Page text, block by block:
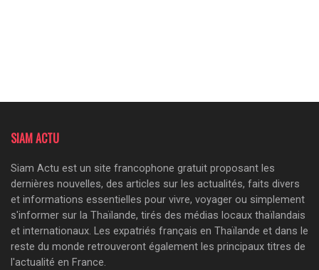
SIAM ACTU
Siam Actu est un site francophone gratuit proposant les
dernières nouvelles, des articles sur les actualités, faits divers
et informations essentielles pour vivre, voyager ou simplement
s'informer sur la Thaïlande, tirés des médias locaux thaïlandais
et internationaux. Les expatriés français en Thaïlande et dans le
reste du monde retrouveront également les principaux titres de
l'actualité en France.